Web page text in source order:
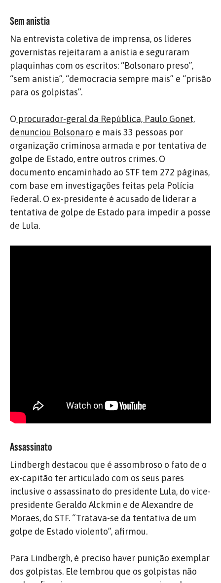
Sem anistia
Na entrevista coletiva de imprensa, os líderes
governistas rejeitaram a anistia e seguraram
plaquinhas com os escritos: “Bolsonaro preso”,
“sem anistia”, “democracia sempre mais” e “prisão
para os golpistas”.
O procurador-geral da República, Paulo Gonet,
denunciou Bolsonaro e mais 33 pessoas por
organização criminosa armada e por tentativa de
golpe de Estado, entre outros crimes. O
documento encaminhado ao STF tem 272 páginas,
com base em investigações feitas pela Polícia
Federal. O ex-presidente é acusado de liderar a
tentativa de golpe de Estado para impedir a posse
de Lula.
Assassinato
Lindbergh destacou que é assombroso o fato de o
ex-capitão ter articulado com os seus pares
inclusive o assassinato do presidente Lula, do vice-
presidente Geraldo Alckmin e de Alexandre de
Moraes, do STF. “Tratava-se da tentativa de um
golpe de Estado violento”, afirmou.
Para Lindbergh, é preciso haver punição exemplar
dos golpistas. Ele lembrou que os golpistas não